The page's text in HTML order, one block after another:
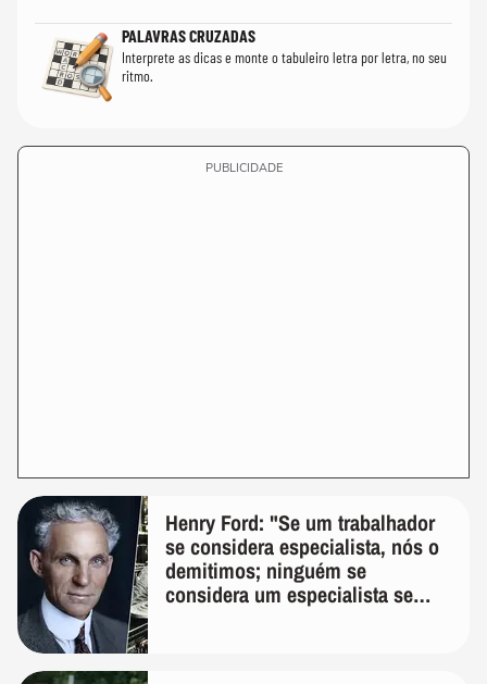
PALAVRAS CRUZADAS
Interprete as dicas e monte o tabuleiro letra por letra, no seu
ritmo.
PUBLICIDADE
Henry Ford: "Se um trabalhador
se considera especialista, nós o
demitimos; ninguém se
considera um especialista se